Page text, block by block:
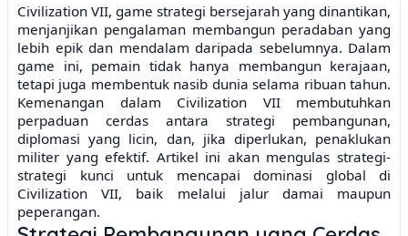
Civilization VII, game strategi bersejarah yang dinantikan,
menjanjikan pengalaman membangun peradaban yang
lebih epik dan mendalam daripada sebelumnya. Dalam
game ini, pemain tidak hanya membangun kerajaan,
tetapi juga membentuk nasib dunia selama ribuan tahun.
Kemenangan dalam Civilization VII membutuhkan
perpaduan cerdas antara strategi pembangunan,
diplomasi yang licin, dan, jika diperlukan, penaklukan
militer yang efektif. Artikel ini akan mengulas strategi-
strategi kunci untuk mencapai dominasi global di
Civilization VII, baik melalui jalur damai maupun
peperangan.